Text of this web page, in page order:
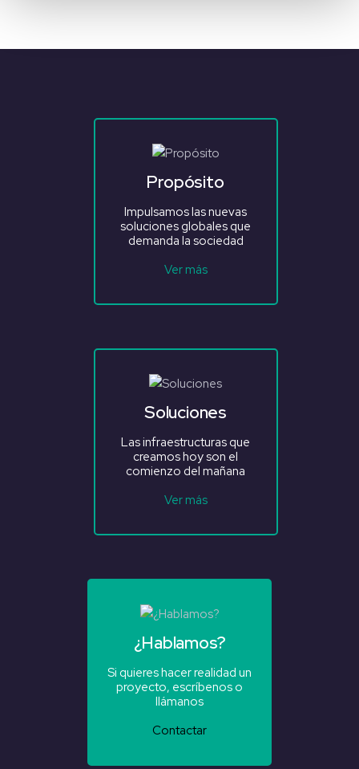
Propósito
Impulsamos las nuevas
soluciones globales que
demanda la sociedad
Ver más
Soluciones
Las infraestructuras que
creamos hoy son el
comienzo del mañana
Ver más
¿Hablamos?
Si quieres hacer realidad un
proyecto, escríbenos o
llámanos
Contactar